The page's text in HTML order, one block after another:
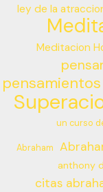
ley de la
Meditacion
un curso
Abraham
anthony
citas